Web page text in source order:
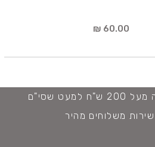
60.00 ₪
משלוח חינם ברכישה מעל 200 ש"ח למעט שסי"ם
שירות משלוחים מהיר